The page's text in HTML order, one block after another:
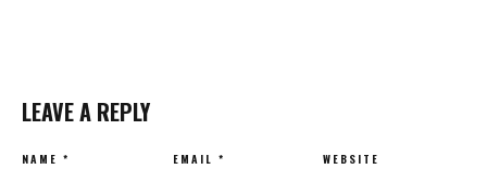
LEAVE A REPLY
NAME * EMAIL * WEBSITE